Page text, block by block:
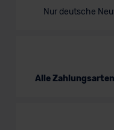
Nur deutsche
Alle